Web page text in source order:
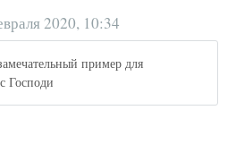
2020, 10:34
пример для
Господи